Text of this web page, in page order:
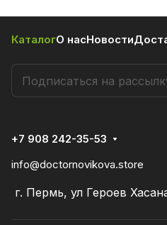
КаталогО насНовости
+7 908 242-35-53
info@doctornovikova.store
г. Пермь, ул Героев